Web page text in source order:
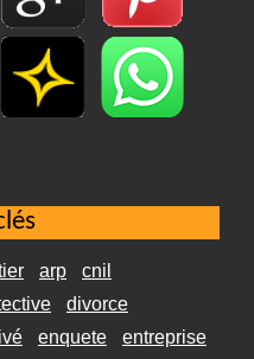
arp
cnil
divorce
enquete
entreprise